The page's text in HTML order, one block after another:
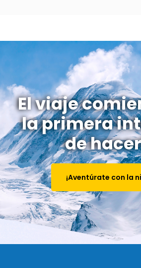
El viaje
la primera
de
¡Aventúrate con la